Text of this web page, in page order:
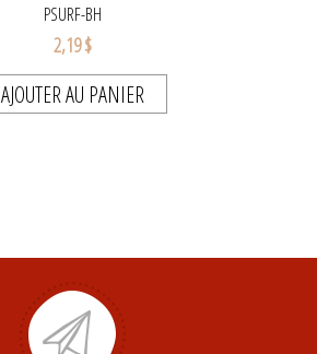
PSURF-BH
2,19 $
AJOUTER AU PANIER